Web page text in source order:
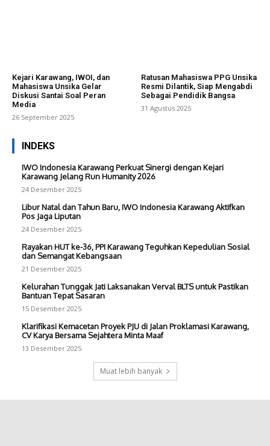
Kejari Karawang, IWOI, dan
Mahasiswa Unsika Gelar
Diskusi Santai Soal Peran
Media
26 September 2025
Ratusan Mahasiswa PPG Unsika
Resmi Dilantik, Siap Mengabdi
Sebagai Pendidik Bangsa
31 Agustus 2025
INDEKS
IWO Indonesia Karawang Perkuat Sinergi dengan Kejari
Karawang Jelang Run Humanity 2026
24 Desember 2025
Libur Natal dan Tahun Baru, IWO Indonesia Karawang Aktifkan
Pos Jaga Liputan
24 Desember 2025
Rayakan HUT ke-36, PPI Karawang Teguhkan Kepedulian Sosial
dan Semangat Kebangsaan
21 Desember 2025
Kelurahan Tunggak Jati Laksanakan Verval BLTS untuk Pastikan
Bantuan Tepat Sasaran
15 Desember 2025
Klarifikasi Kemacetan Proyek PJU di Jalan Proklamasi Karawang,
CV Karya Bersama Sejahtera Minta Maaf
13 Desember 2025
Muat lebih banyak